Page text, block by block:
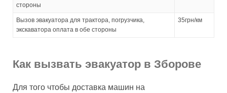
стороны
Вызов эвакуатора для трактора, погрузчика,
экскаватора оплата в обе стороны
35грн/км
Как вызвать эвакуатор в Зборове
Для того чтобы доставка машин на